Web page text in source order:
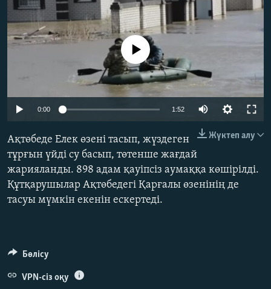
АРНАЙЫ ЖОБАЛАР
Русский
No media source currently available
0:00 1:52
Жүктеп алу
Ақтөбеде Елек өзені тасып, жүздеген
тұрғын үйді су басып, төтенше жағдай
жарияланды. 898 адам қауіпсіз аумаққа көшірілді.
Құтқарушылар Ақтөбедегі Қарғалы өзенінің де
тасуы мүмкін екенін ескертеді.
Бөлісу
VPN-сіз оқу